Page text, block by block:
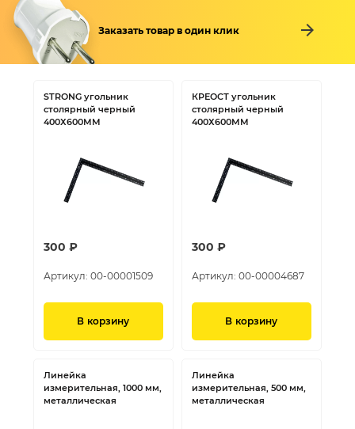
Заказать товар в один клик
STRONG угольник
столярный черный
400Х600ММ
300 ₽
Артикул: 00-00001509
В корзину
КРЕОСТ угольник
столярный черный
400Х600ММ
300 ₽
Артикул: 00-00004687
В корзину
Линейка
измерительная, 1000 мм,
металлическая
Линейка
измерительная, 500 мм,
металлическая